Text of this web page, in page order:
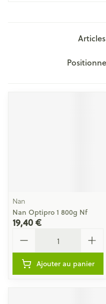
Articles
Trier par:
Nan
Nan Optipro 1 800g Nf
19,40 €
Ajouter au panier